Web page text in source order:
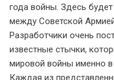
года войны. Здесь
между Советской
Разработчики очень
известные стычки,
мировой войны именно
Каждая из